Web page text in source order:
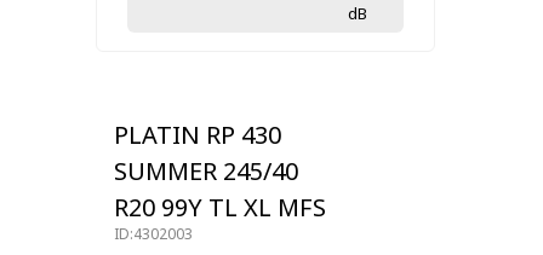
dB
PLATIN RP 430
SUMMER 245/40
R20 99Y TL XL MFS
ID:4302003